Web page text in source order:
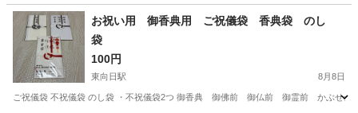
京都 乙訓郡 西山天王山駅 食器 くまのプーさん
お祝い用 御香典用 ご祝儀袋 香典袋 のし
袋
100円
東向日駅 8月8日
ご祝儀袋 不祝儀袋 のし袋 ・不祝儀袋2つ 御香典 御佛前 御仏前 御霊前 かぶせ